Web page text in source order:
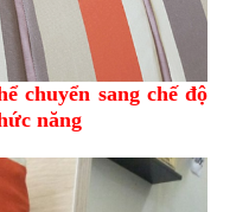
chuyển sang chế độ
năng